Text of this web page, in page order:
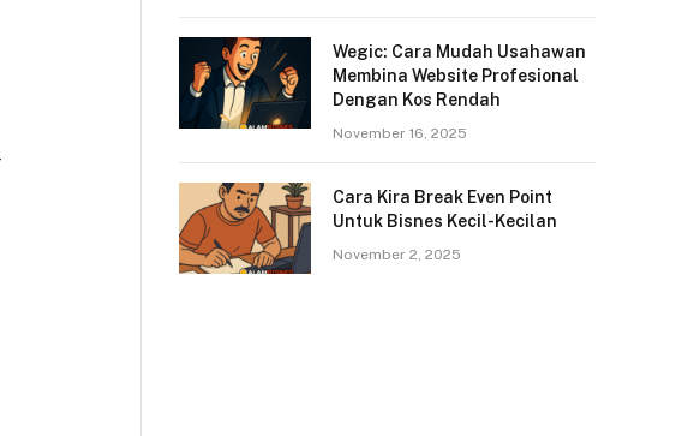
Wegic: Cara Mudah Usahawan
Membina Website Profesional
Dengan Kos Rendah
November 16, 2025
Cara Kira Break Even Point
Untuk Bisnes Kecil-Kecilan
November 2, 2025